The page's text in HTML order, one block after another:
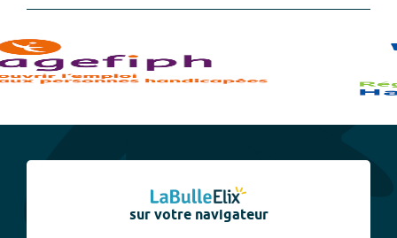
sur votre navigateur